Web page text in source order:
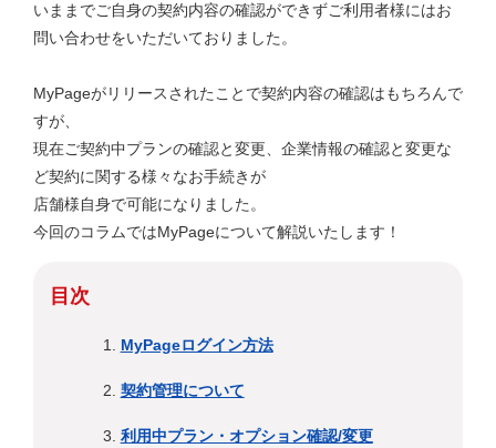
いままでご自身の契約内容の確認ができずご利用者様にはお
問い合わせをいただいておりました。
MyPageがリリースされたことで契約内容の確認はもちろんで
すが、
現在ご契約中プランの確認と変更、企業情報の確認と変更な
ど契約に関する様々なお手続きが
店舗様自身で可能になりました。
今回のコラムではMyPageについて解説いたします！
目次
MyPageログイン方法
契約管理について
利用中プラン・オプション確認/変更